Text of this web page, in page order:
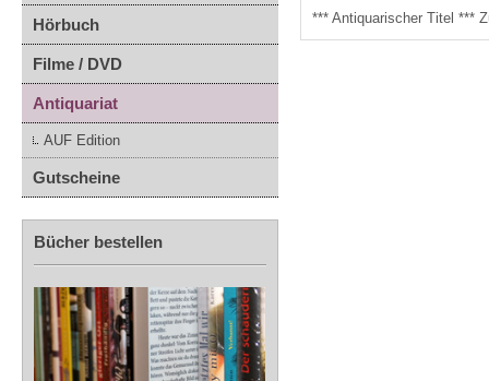
Hörbuch
Filme / DVD
Antiquariat
AUF Edition
Gutscheine
Bücher bestellen
*** Antiquarischer Titel ***